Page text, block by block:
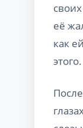
её
как
этого.